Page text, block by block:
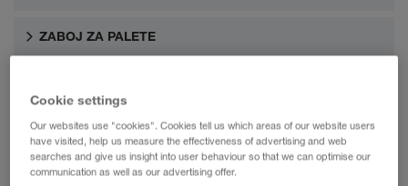
ZABOJ ZA PALETE
Cookie settings
Our websites use "cookies". Cookies tell us which areas of our website users
have visited, help us measure the effectiveness of advertising and web
searches and give us insight into user behaviour so that we can optimise our
communication as well as our advertising offer.